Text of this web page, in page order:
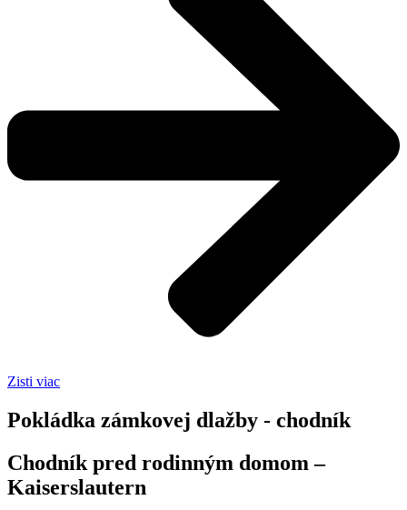
Zisti viac
Pokládka zámkovej dlažby - chodník
Chodník pred rodinným domom –
Kaiserslautern